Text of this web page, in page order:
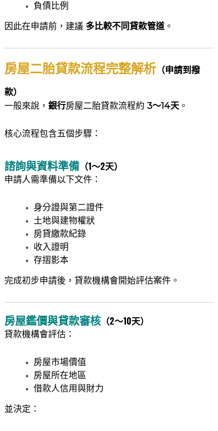
負債比例
因此在申請前，建議 多比較不同貸款管道。
房屋二胎貸款流程完整解析（申請到撥
款）
一般來說， 銀行房屋二胎貸款流程約 3～14天。
核心流程包含五個步驟：
諮詢與資料準備（1～2天）
申請人需準備以下文件：
身分證與第二證件
土地與建物權狀
房貸繳款紀錄
收入證明
存摺影本
完成初步申請後，貸款機構會開始評估案件。
房屋鑑價與貸款審核（2～10天）
貸款機構會評估：
房屋市場價值
房屋所在地區
借款人信用與財力
並決定：